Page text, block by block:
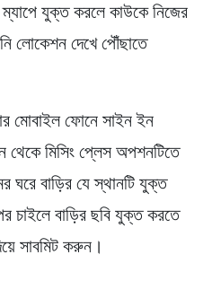
ম্যাপে যুক্ত করলে কাউকে নিজের
লোকেশন দেখে পৌঁছাতে
মোবাইল ফোনে সাইন ইন
মিসিং প্লেস অপশনটিতে
বাড়ির যে স্থানটি যুক্ত
চাইলে বাড়ির ছবি যুক্ত করতে
সাবমিট করুন।